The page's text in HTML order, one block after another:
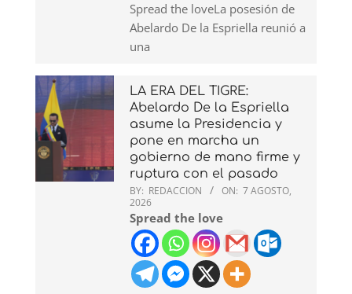
Spread the loveLa posesión de
Abelardo De la Espriella reunió a
una
LA ERA DEL TIGRE:
Abelardo De la Espriella
asume la Presidencia y
pone en marcha un
gobierno de mano firme y
ruptura con el pasado
BY: REDACCION ON: 7 AGOSTO,
2026
Spread the love